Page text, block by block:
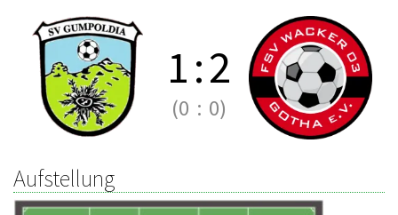
1:2
(0 : 0)
Aufstellung